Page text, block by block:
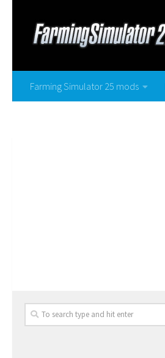
Farming Simulator 25 mods